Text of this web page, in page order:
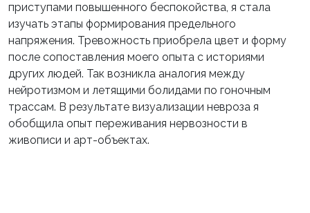
приступами повышенного беспокойства, я стала
изучать этапы формирования предельного
напряжения. Тревожность приобрела цвет и форму
после сопоставления моего опыта с историями
других людей. Так возникла аналогия между
нейротизмом и летящими болидами по гоночным
трассам. В результате визуализации невроза я
обобщила опыт переживания нервозности в
живописи и арт-объектах.